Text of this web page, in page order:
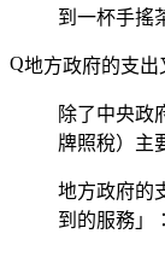
到一杯手搖
地方政府的支出
除了中央政
牌照稅）主
地方政府的
到的服務」：